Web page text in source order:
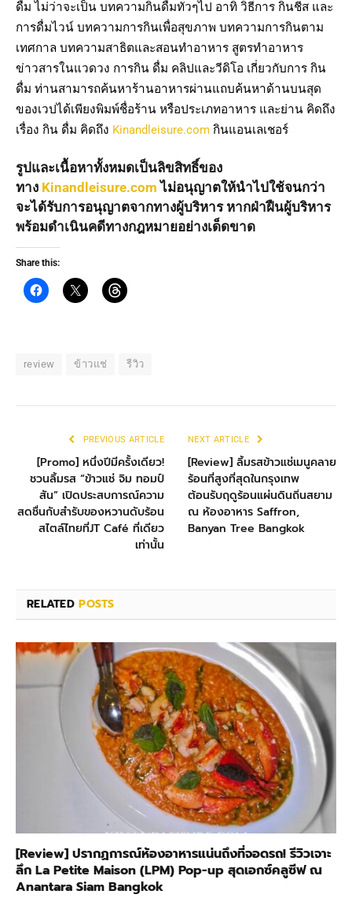
ดื่ม ไม่ว่าจะเป็น บทความกินดื่มทั่วๆไป อาทิ วิธีการ กินชีส และ
การดื่มไวน์ บทความการกินเพื่อสุขภาพ บทความการกินตาม
เทศกาล บทความสาธิตและสอนทำอาหาร สูตรทำอาหาร
ข่าวสารในแวดวง การกิน ดื่ม คลิปและวีดิโอ เกี่ยวกับการ กิน
ดื่ม ท่านสามารถค้นหาร้านอาหารผ่านแถบค้นหาด้านบนสุด
ของเวปได้เพียงพิมพ์ชื่อร้าน หรือประเภทอาหาร และย่าน คิดถึง
เรื่อง กิน ดื่ม คิดถึง Kinandleisure.com กินแอนเลเชอร์
รูปและเนื้อหาทั้งหมดเป็นลิขสิทธิ์ของ
ทาง Kinandleisure.com ไม่อนุญาตให้นำไปใช้จนกว่า
จะได้รับการอนุญาตจากทางผู้บริหาร หากฝ่าฝืนผู้บริหาร
พร้อมดำเนินคดีทางกฎหมายอย่างเด็ดขาด
Share this:
review ข้าวแช่ รีวิว
PREVIOUS ARTICLE
[Promo] หนึ่งปีมีครั้งเดียว!
ชวนลิ้มรส “ข้าวแช่ จิม ทอมป์
สัน” เปิดประสบการณ์ความ
สดชื่นกับสำรับของหวานดับร้อน
สไตล์ไทยที่JT Café ที่เดียว
เท่านั้น
NEXT ARTICLE
[Review] ลิ้มรสข้าวแช่เมนูคลาย
ร้อนที่สูงที่สุดในกรุงเทพ
ต้อนรับฤดูร้อนแผ่นดินถิ่นสยาม
ณ ห้องอาหาร Saffron,
Banyan Tree Bangkok
RELATEDPOSTS
[Review] ปรากฏการณ์ห้องอาหารแน่นถึงที่จอดรถ! รีวิวเจาะ
ลึก La Petite Maison (LPM) Pop-up สุดเอกซ์คลูซีฟ ณ
Anantara Siam Bangkok